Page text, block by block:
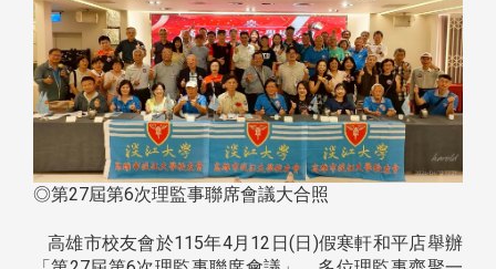
◎第27屆第6次理監事聯席會議大合照
高雄市校友會於115年4月12日(日)假寒軒和平店舉辦